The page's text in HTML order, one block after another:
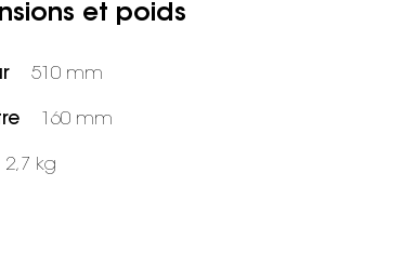
et poids
510 mm
160 mm
2,7 kg